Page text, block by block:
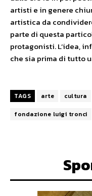
artisti e in genere
artistica da
parte di questa
protagonisti. L’idea,
che sia prima di tutto
TAGS arte cultura
fondazione luigi tronci